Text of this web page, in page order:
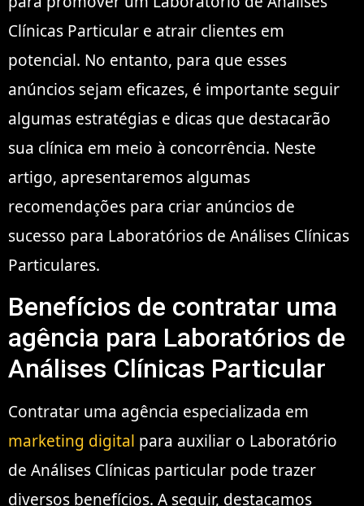
Clínicas Particular e atrair clientes em
potencial. No entanto, para que esses
anúncios sejam eficazes, é importante seguir
algumas estratégias e dicas que destacarão
sua clínica em meio à concorrência. Neste
artigo, apresentaremos algumas
recomendações para criar anúncios de
sucesso para Laboratórios de Análises Clínicas
Particulares.
Benefícios de contratar uma
agência para Laboratórios de
Análises Clínicas Particular
Contratar uma agência especializada em
marketing digital para auxiliar o Laboratório
de Análises Clínicas particular pode trazer
diversos benefícios. A seguir, destacamos